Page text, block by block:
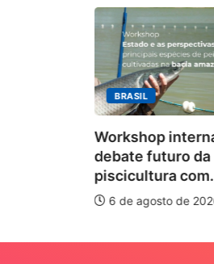
BRASIL
Workshop
debate futuro da
piscicultura com...
6 de agosto de 2026